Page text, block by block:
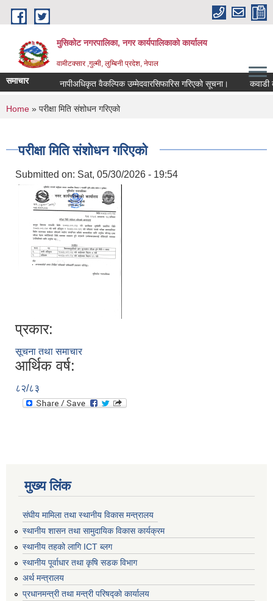
Skip to main content
मुसिकोट नगरपालिका, नगर कार्यपालिकाकाे कार्यालय
वामीटक्सार ,गुल्मी, लुम्बिनी प्रदेश, नेपाल
समाचार नापीअधिकृत वैकल्पिक उम्मेदवारसिफारिस गरिएको सूचना। कवाडी
You are here
Home » परीक्षा मिति संशोधन गरिएको
परीक्षा मिति संशोधन गरिएको
Submitted on: Sat, 05/30/2026 - 19:54
प्रकार:
सूचना तथा समाचार
आर्थिक वर्ष:
८२/८३
मुख्य लिंक
संघीय मामिला तथा स्थानीय विकास मन्त्रालय
स्थानीय शासन तथा सामुदायिक विकास कार्यक्रम
स्थानीय तहको लागि ICT ब्लग
स्थानीय पूर्वाधार तथा कृषि सडक विभाग
अर्थ मन्त्रालय
प्रधानमन्त्री तथा मन्त्री परिषद्काे कार्यालय